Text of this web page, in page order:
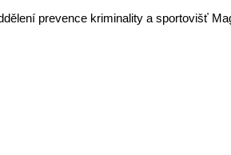
prevence kriminality a sportovišť